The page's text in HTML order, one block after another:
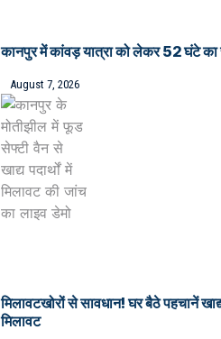
कानपुर में कांवड़ यात्रा को लेकर 52 घंटे का
August 7, 2026
मिलावटखोरों से सावधान! घर बैठे पहचानें
मिलावट